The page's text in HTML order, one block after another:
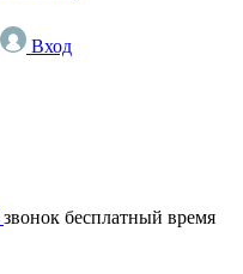
Вход
звонок бесплатный время